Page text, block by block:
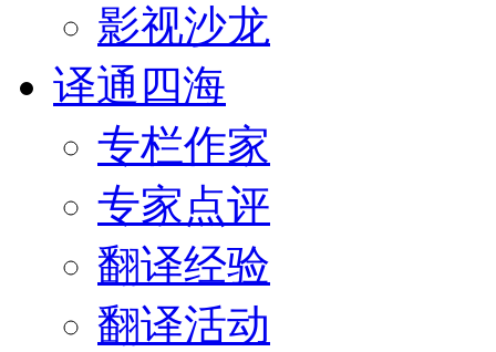
影视沙龙
译通四海
专栏作家
专家点评
翻译经验
翻译活动